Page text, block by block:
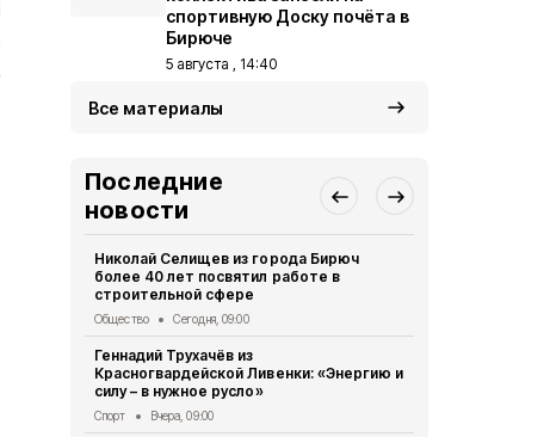
спортивную Доску почёта в
Бирюче
5 августа , 14:40
Все материалы
Последние
новости
Николай Селищев из города Бирюч
более 40 лет посвятил работе в
строительной сфере
Общество Сегодня, 09:00
Геннадий Трухачёв из
Красногвардейской Ливенки: «Энергию и
силу – в нужное русло»
Спорт Вчера, 09:00